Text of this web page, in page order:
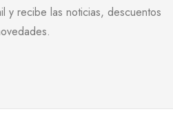
y recibe las noticias, descuentos